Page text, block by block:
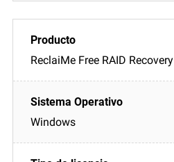
ReclaiMe Free RAID Recovery
Windows